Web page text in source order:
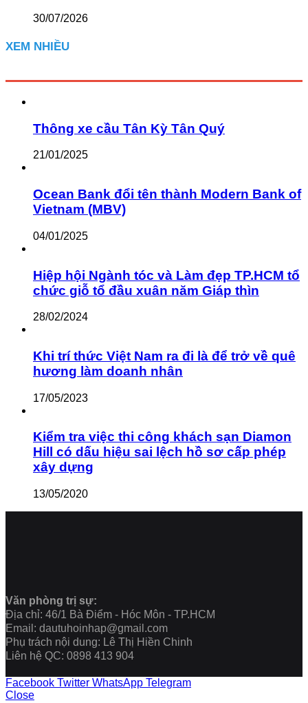
30/07/2026
XEM NHIỀU
Thông xe cầu Tân Kỳ Tân Quý
21/01/2025
Ocean Bank đổi tên thành Modern Bank of
Vietnam (MBV)
04/01/2025
Hiệp hội Ngành tóc và Làm đẹp TP.HCM tổ
chức giỗ tổ đầu xuân năm Giáp thìn
28/02/2024
Khi trí thức Việt Nam ra đi là để trở về quê
hương làm doanh nhân
17/05/2023
Kiểm tra việc thi công khách sạn Diamon
Hill có dấu hiệu sai lệch hồ sơ cấp phép
xây dựng
13/05/2020
Văn phòng trị sự:
Địa chỉ: 46/1 Bà Điểm - Hóc Môn - TP.HCM
Email: dautuhoinhap@gmail.com
Phụ trách nội dung: Lê Thị Hiền Chinh
Liên hệ QC: 0898 413 904
Facebook Twitter WhatsApp Telegram
Close